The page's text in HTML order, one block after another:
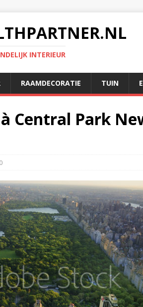
INTERIEUR
RAAMDECORATIE TUIN
Central Park
0